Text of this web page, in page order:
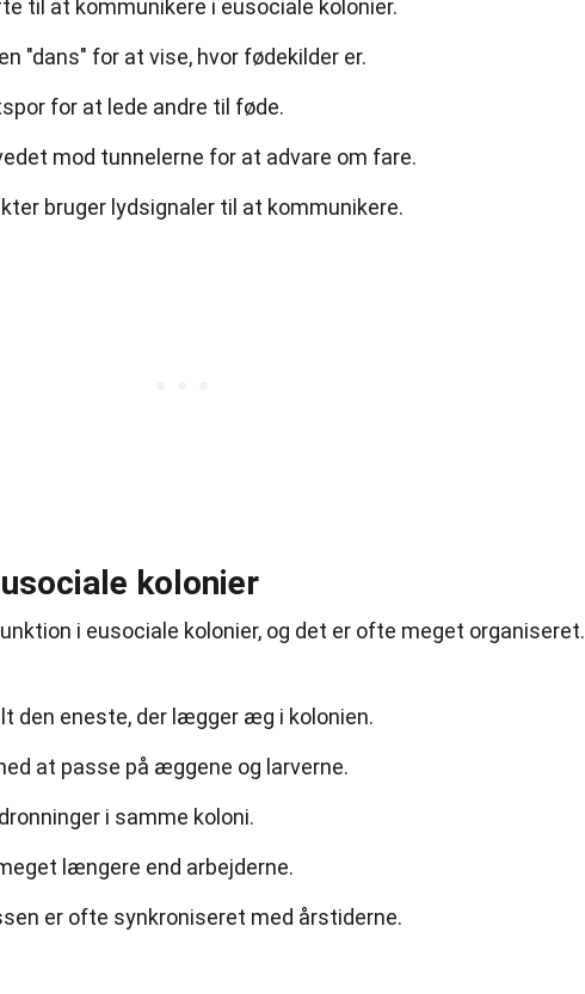
til at kommunikere i eusociale kolonier.
"dans" for at vise, hvor fødekilder er.
for at lede andre til føde.
mod tunnelerne for at advare om fare.
bruger lydsignaler til at kommunikere.
kolonier
i eusociale kolonier, og det er ofte meget organiseret.
den eneste, der lægger æg i kolonien.
at passe på æggene og larverne.
i samme koloni.
længere end arbejderne.
er ofte synkroniseret med årstiderne.